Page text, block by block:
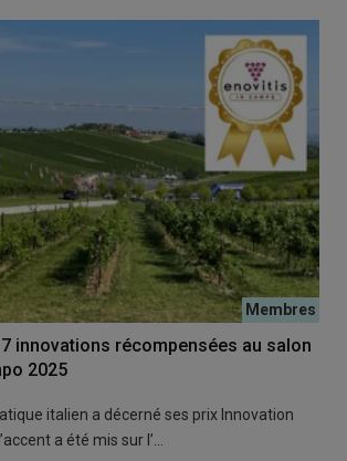
innovations récompensées au salon
2025
italien a décerné ses prix Innovation
a été mis sur l’…